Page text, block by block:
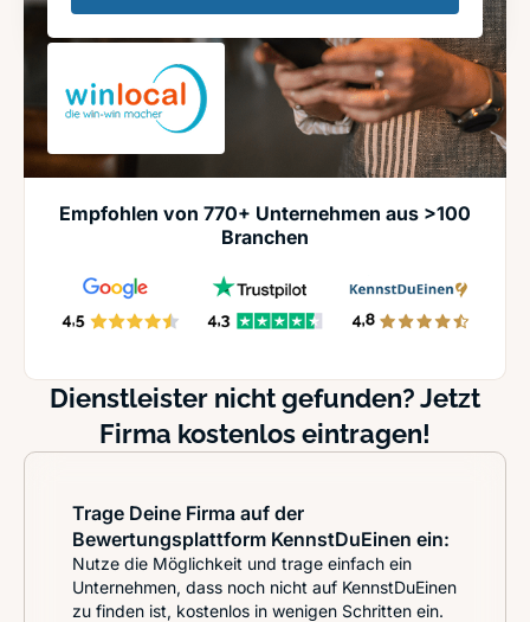
Empfohlen von 770+ Unternehmen aus >100
Branchen
Dienstleister nicht gefunden? Jetzt
Firma kostenlos eintragen!
Trage Deine Firma auf der
Bewertungsplattform KennstDuEinen ein:
Nutze die Möglichkeit und trage einfach ein
Unternehmen, dass noch nicht auf KennstDuEinen
zu finden ist, kostenlos in wenigen Schritten ein.